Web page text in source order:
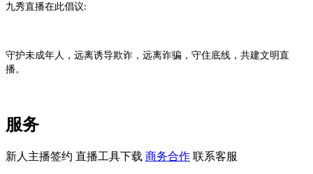
九秀直播在此倡议:
守护未成年人，远离诱导欺诈 ， 远离诈骗 ， 守住底线 ， 共建文明直
播。
服务
新人主播签约 直播工具下载 商务合作 联系客服